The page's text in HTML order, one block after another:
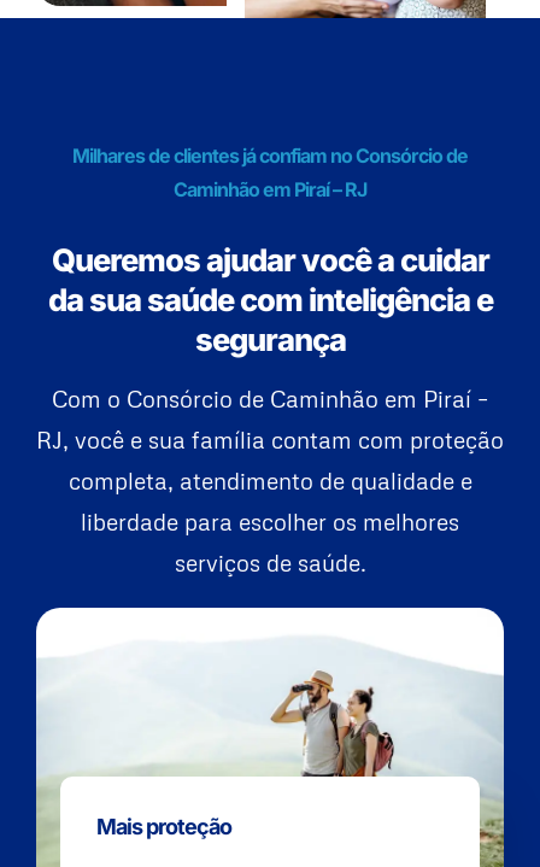
Milhares de clientes já confiam no Consórcio de
Caminhão em Piraí – RJ
Queremos ajudar você a cuidar
da sua saúde com inteligência e
segurança
Com o Consórcio de Caminhão em Piraí –
RJ, você e sua família contam com proteção
completa, atendimento de qualidade e
liberdade para escolher os melhores
serviços de saúde.
Mais proteção